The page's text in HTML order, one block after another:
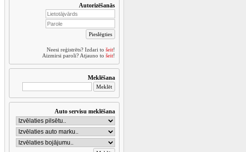
Autorizēšanās
Neesi reģistrēts? Izdari to šeit!
Aizmirsi paroli? Atjauno to šeit!
Meklēšana
Auto servisu meklēšana